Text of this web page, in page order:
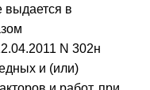
выдается в
N 302н
и (или)